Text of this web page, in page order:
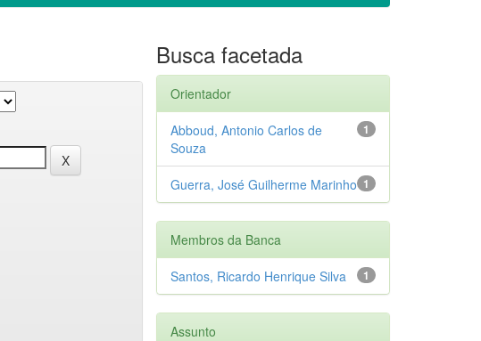
Busca facetada
Orientador
1
Abboud, Antonio Carlos de
Souza
1
Guerra, José Guilherme Marinho
Membros da Banca
1
Santos, Ricardo Henrique Silva
Assunto